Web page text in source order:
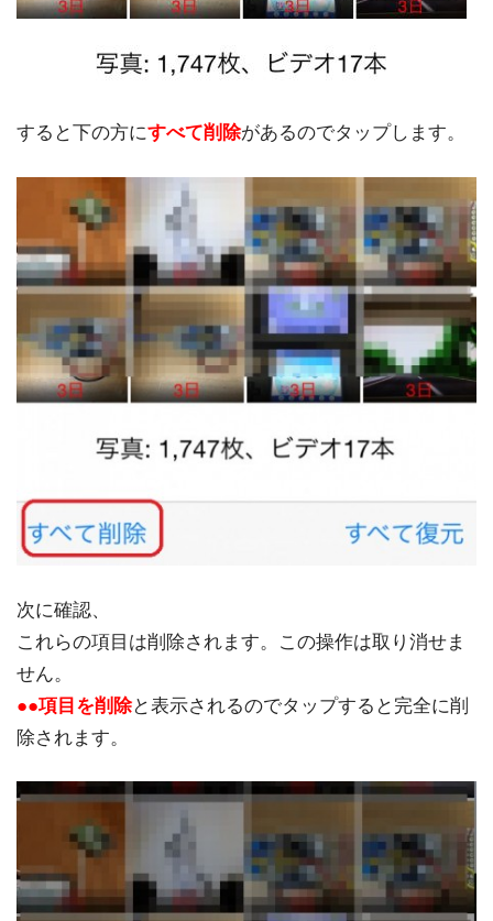
すると下の方にすべて削除があるのでタップします。
次に確認、
これらの項目は削除されます。この操作は取り消せま
せん。
●●項目を削除と表示されるのでタップすると完全に削
除されます。